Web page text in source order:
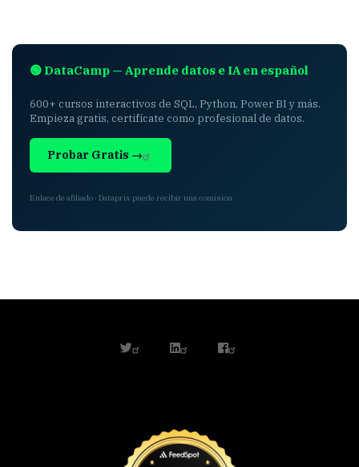
🟢 DataCamp — Aprende datos e IA en español
600+ cursos interactivos de SQL, Python, Power BI y más.
Empieza gratis, certifícate como profesional de datos.
Probar Gratis →
Enlace de afiliado · Dataprix puede recibir una comisión
twitterlinkedinfacebook